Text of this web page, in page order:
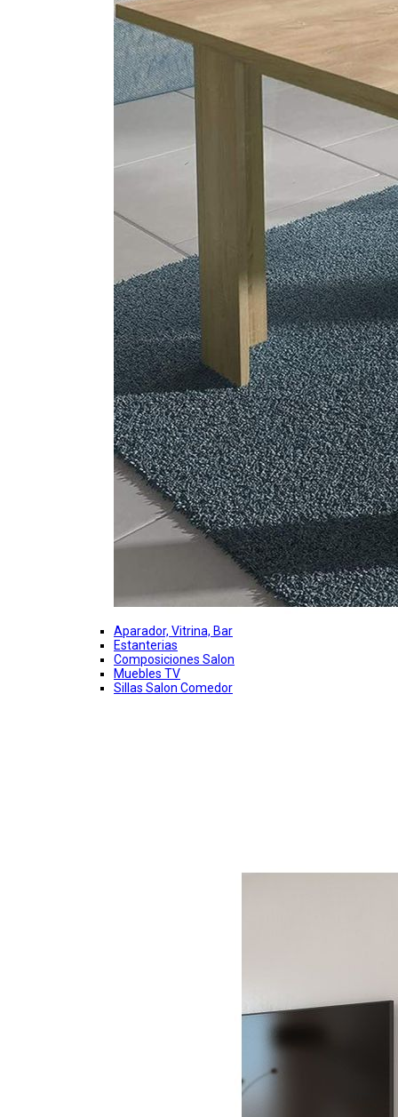
Aparador, Vitrina, Bar
Estanterias
Composiciones Salon
Muebles TV
Sillas Salon Comedor